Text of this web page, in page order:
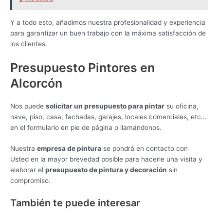
Y a todo esto, añadimos nuestra profesionalidad y experiencia
para garantizar un buen trabajo con la máxima satisfacción de
los clientes.
Presupuesto Pintores en
Alcorcón
Nos puedesolicitar un presupuesto para pintar su oficina,
nave, piso, casa, fachadas, garajes, locales comerciales, etc…
en el formulario en pie de página o llamándonos.
Nuestraempresa de pintura se pondrá en contacto con
Usted en la mayor brevedad posible para hacerle una visita y
elaborar elpresupuesto de pintura y decoración sin
compromiso.
También te puede interesar